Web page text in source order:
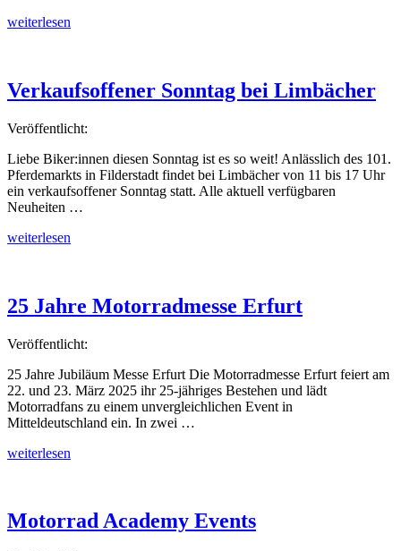
„Der
einen
Motorradführerschein“
weiterlesen
Verkaufsoffener Sonntag bei Limbächer
Veröffentlicht:
Liebe Biker:innen diesen Sonntag ist es so weit! Anlässlich des 101.
Pferdemarkts in Filderstadt findet bei Limbächer von 11 bis 17 Uhr
ein verkaufsoffener Sonntag statt. Alle aktuell verfügbaren
Neuheiten …
„Verkaufsoffener
weiterlesen
25 Jahre Motorradmesse Erfurt
Veröffentlicht:
25 Jahre Jubiläum Messe Erfurt Die Motorradmesse Erfurt feiert am
22. und 23. März 2025 ihr 25-jähriges Bestehen und lädt
Motorradfans zu einem unvergleichlichen Event in
Mitteldeutschland ein. In zwei …
„25
weiterlesen
Motorrad Academy Events